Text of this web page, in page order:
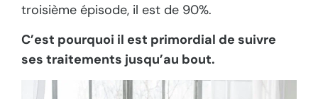
troisième épisode, il est de 90%.
C’est pourquoi il est primordial de suivre
ses traitements jusqu’au bout.